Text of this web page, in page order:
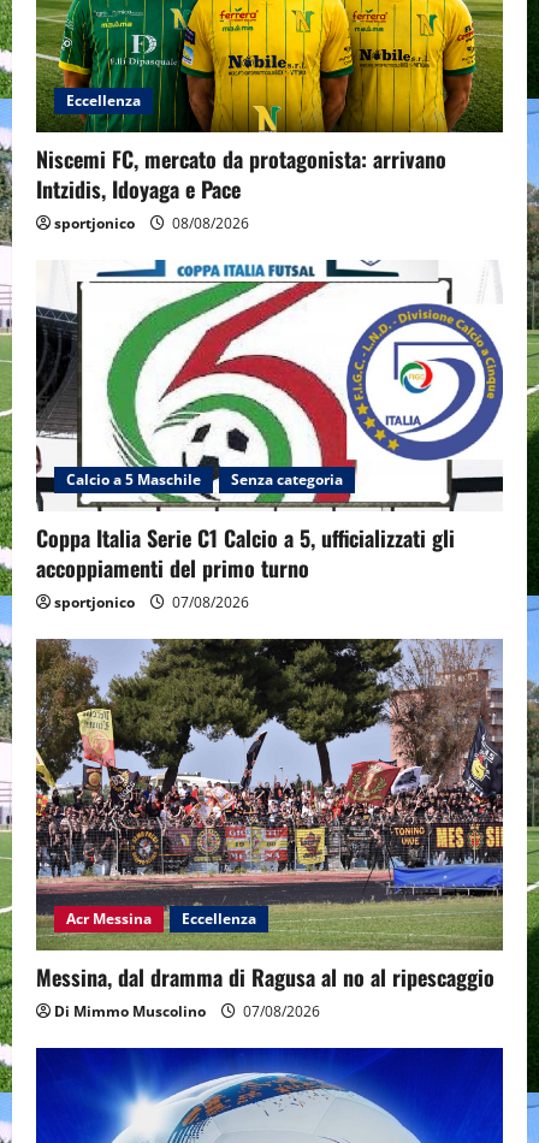
Eccellenza
Niscemi FC, mercato da protagonista: arrivano
Intzidis, Idoyaga e Pace
sportjonico 08/08/2026
Calcio a 5 Maschile Senza categoria
Coppa Italia Serie C1 Calcio a 5, ufficializzati gli
accoppiamenti del primo turno
sportjonico 07/08/2026
Acr Messina Eccellenza
Messina, dal dramma di Ragusa al no al ripescaggio
Di Mimmo Muscolino 07/08/2026